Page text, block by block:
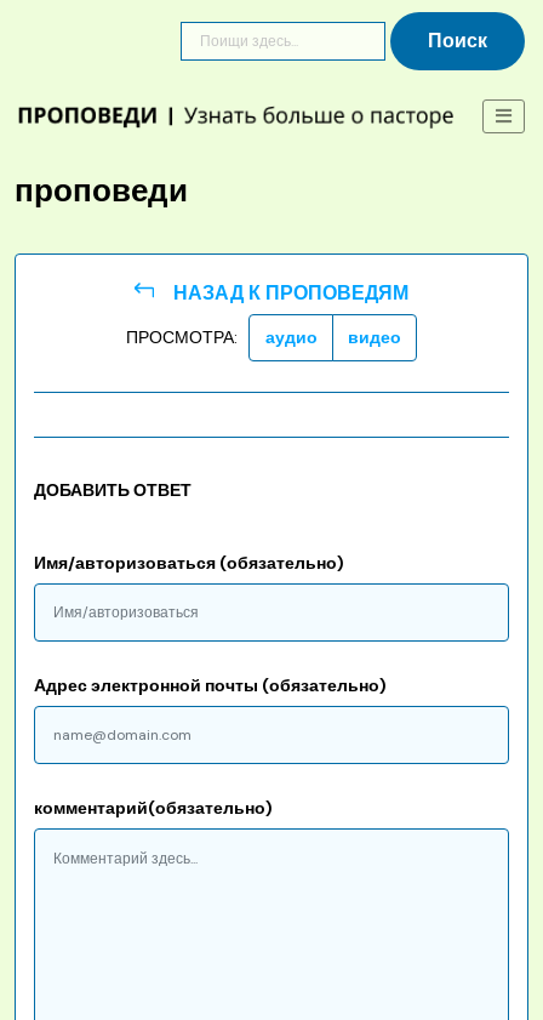
проповеди
НАЗАД К ПРОПОВЕДЯМ
ПРОСМОТРА: аудио видео
ДОБАВИТЬ ОТВЕТ
комментарий(обязательно)
Имя/авторизоваться (обязательно)
Адрес электронной почты (обязательно)